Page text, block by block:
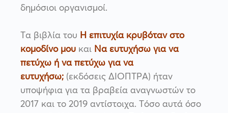
δημόσιοι οργανισμοί.
Τα βιβλία του Η επιτυχία κρυβόταν στο
κομοδίνο μου και Να ευτυχήσω για να
πετύχω ή να πετύχω για να
ευτυχήσω; (εκδόσεις ΔΙΟΠΤΡΑ) ήταν
υποψήφια για τα βραβεία αναγνωστών το
2017 και το 2019 αντίστοιχα. Τόσο αυτά όσο